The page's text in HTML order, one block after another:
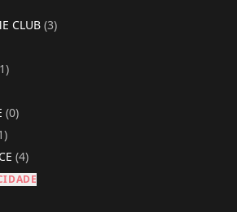
CLUB (3)
(0)
(4)